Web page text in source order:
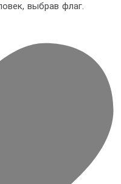
выбрав флаг.